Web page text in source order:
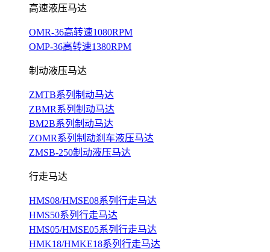
高速液压马达
OMR-36高转速1080RPM
OMP-36高转速1380RPM
制动液压马达
ZMTB系列制动马达
ZBMR系列制动马达
BM2B系列制动马达
ZOMR系列制动刹车液压马达
ZMSB-250制动液压马达
行走马达
HMS08/HMSE08系列行走马达
HMS50系列行走马达
HMS05/HMSE05系列行走马达
HMK18/HMKE18系列行走马达